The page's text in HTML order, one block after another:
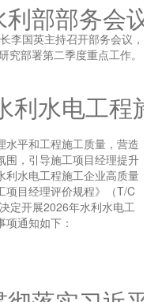
部部务会议
李国英主持召开部务会议，
部署第二季度重点工作。
利水电工程
水平和工程施工质量，营造
围，引导施工项目经理提升
利水电工程施工企业高质量
项目经理评价规程》（T/C
定开展2026年水利水电工
通知如下：